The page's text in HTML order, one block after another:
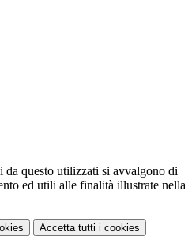
da questo utilizzati si avvalgono di
ed utili alle finalità illustrate nella
Accetta tutti i cookies